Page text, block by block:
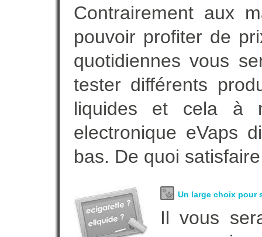
Contrairement aux
pouvoir profiter de
quotidiennes vous
tester différents
liquides et cela à
electronique eVaps
bas. De quoi
Un large choix pour
Il vous